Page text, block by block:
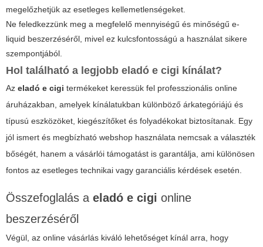
megelőzhetjük az esetleges kellemetlenségeket.
Ne feledkezzünk meg a megfelelő mennyiségű és minőségű e-
liquid beszerzéséről, mivel ez kulcsfontosságú a használat sikere
szempontjából.
Hol található a legjobb eladó e cigi kínálat?
Az eladó e cigi termékeket keressük fel professzionális online
áruházakban, amelyek kínálatukban különböző árkategóriájú és
típusú eszközöket, kiegészítőket és folyadékokat biztosítanak. Egy
jól ismert és megbízható webshop használata nemcsak a választék
bőségét, hanem a vásárlói támogatást is garantálja, ami különösen
fontos az esetleges technikai vagy garanciális kérdések esetén.
Összefoglalás a eladó e cigi online
beszerzéséről
Végül, az online vásárlás kiváló lehetőséget kínál arra, hogy